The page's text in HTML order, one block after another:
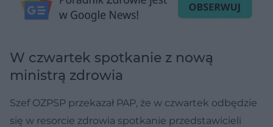
W czwartek spotkanie z nową
ministrą zdrowia
Szef OZPSP przekazał PAP, że w czwartek odbędzie
się w resorcie zdrowia spotkanie przedstawicieli